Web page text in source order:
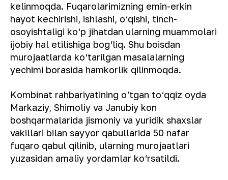
kelinmoqda. Fuqarolarimizning emin-erkin
hayot kechirishi, ishlashi, o‘qishi, tinch-
osoyishtaligi ko‘p jihatdan ularning muammolari
ijobiy hal etilishiga bog‘liq. Shu boisdan
murojaatlarda ko‘tarilgan masalalarning
yechimi borasida hamkorlik qilinmoqda.
Kombinat rahbariyatining o‘tgan to‘qqiz oyda
Markaziy, Shimoliy va Janubiy kon
boshqarmalarida jismoniy va yuridik shaxslar
vakillari bilan sayyor qabullarida 50 nafar
fuqaro qabul qilinib, ularning murojaatlari
yuzasidan amaliy yordamlar ko‘rsatildi.